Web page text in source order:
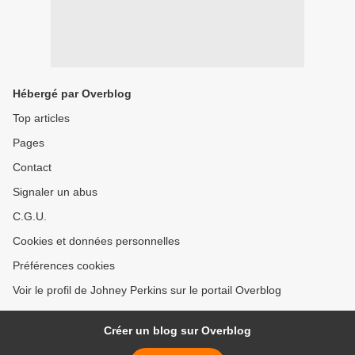
Hébergé par Overblog
Top articles
Pages
Contact
Signaler un abus
C.G.U.
Cookies et données personnelles
Préférences cookies
Voir le profil de Johney Perkins sur le portail Overblog
Créer un blog sur Overblog